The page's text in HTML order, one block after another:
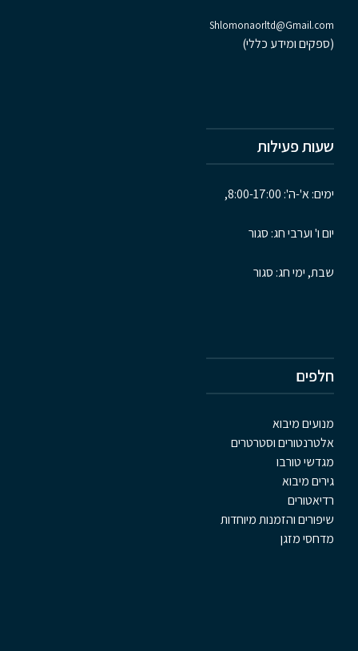
Shlomonaorltd@Gmail.com
(ספקים ומידע כללי)
שעות פעילות
ימים: א'-ה': 8:00-17:00,
יום ו' וערבי חג: סגור
שבת, ימי חג: סגור
חלפים
מנועים מיבוא
אלטרנטורים וסטרטרים
מגדשי טורבו
גירים מיבוא
רדיאטורים
שיפורים והזמנות מיוחדות
מדחסי מזגן